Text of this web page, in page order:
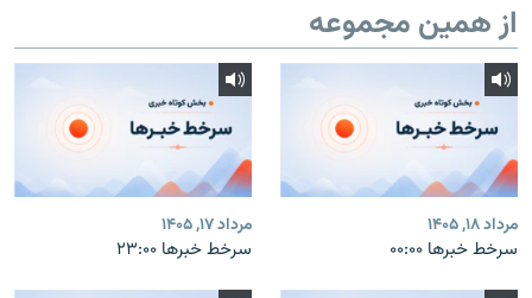
از همین مجموعه
مرداد ۱۸, ۱۴۰۵
سرخط خبرها ۰۰:۰۰
مرداد ۱۷, ۱۴۰۵
سرخط خبرها ۲۳:۰۰